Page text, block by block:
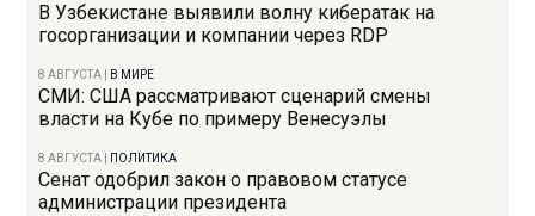
В Узбекистане выявили волну кибератак на
госорганизации и компании через RDP
8 АВГУСТА В МИРЕ
СМИ: США рассматривают сценарий смены
власти на Кубе по примеру Венесуэлы
8 АВГУСТА ПОЛИТИКА
Сенат одобрил закон о правовом статусе
администрации президента